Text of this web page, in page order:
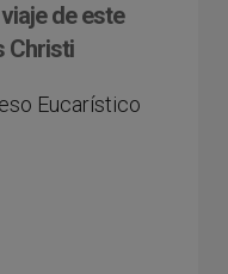
de este
Christi
Eucarístico